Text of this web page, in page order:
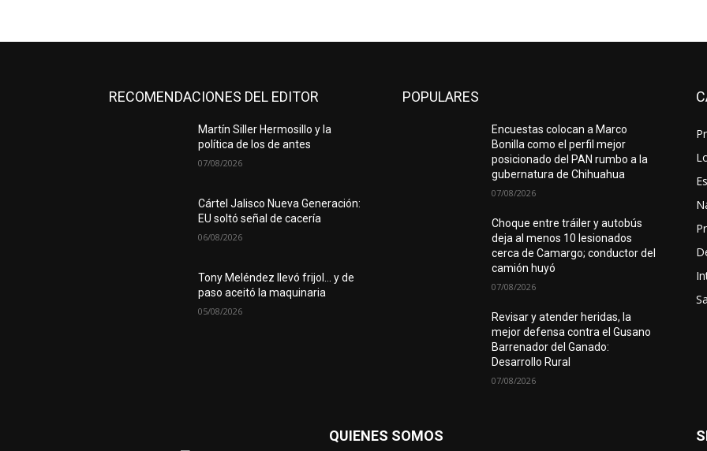
RECOMENDACIONES DEL EDITOR
Martín Siller Hermosillo y la
política de los de antes
07/08/2026
Cártel Jalisco Nueva Generación:
EU soltó señal de cacería
06/08/2026
Tony Meléndez llevó frijol… y de
paso aceitó la maquinaria
05/08/2026
POPULARES
Encuestas colocan a Marco
Bonilla como el perfil mejor
posicionado del PAN rumbo a la
gubernatura de Chihuahua
07/08/2026
Choque entre tráiler y autobús
deja al menos 10 lesionados
cerca de Camargo; conductor del
camión huyó
07/08/2026
Revisar y atender heridas, la
mejor defensa contra el Gusano
Barrenador del Ganado:
Desarrollo Rural
07/08/2026
QUIENES SOMOS